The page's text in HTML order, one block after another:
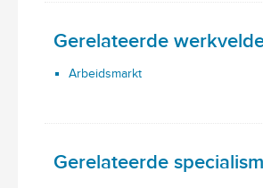
Gerelateerde
Arbeidsmarkt
Gerelateerde